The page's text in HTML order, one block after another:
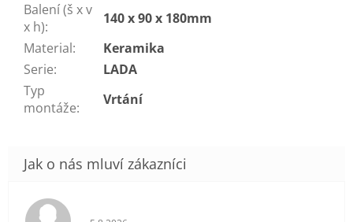
Balení (š x v
x h):
140 x 90 x 180mm
Material:
Keramika
Serie:
LADA
Typ
montáže: Vrtání